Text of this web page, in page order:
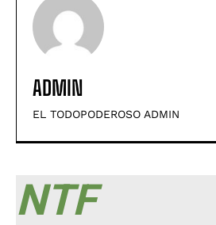
ADMIN
EL TODOPODEROSO ADMIN
NTF